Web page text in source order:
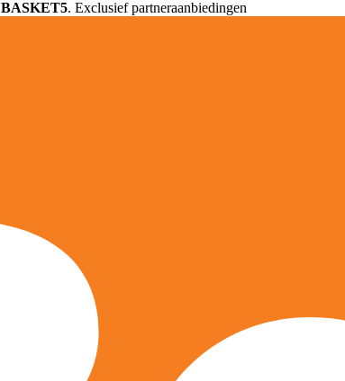
BASKET5. Exclusief partneraanbiedingen